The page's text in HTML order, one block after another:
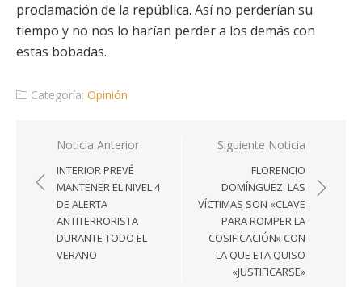
proclamación de la república. Así no perderían su
tiempo y no nos lo harían perder a los demás con
estas bobadas.
Categoría: Opinión
Navegación
entradas
Noticia Anterior
INTERIOR PREVÉ
MANTENER EL NIVEL 4
DE ALERTA
ANTITERRORISTA
DURANTE TODO EL
VERANO
Siguiente Noticia
FLORENCIO
DOMÍNGUEZ: LAS
VÍCTIMAS SON «CLAVE
PARA ROMPER LA
COSIFICACIÓN» CON
LA QUE ETA QUISO
«JUSTIFICARSE»